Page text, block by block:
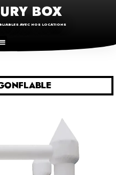
BOX
AVEC NOS LOCATIONS